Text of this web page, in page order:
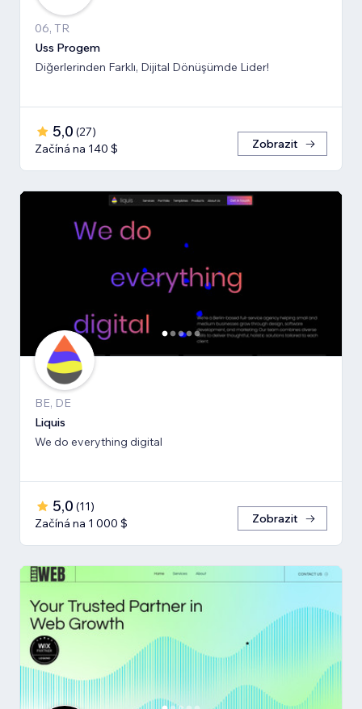
06, TR
Uss Progem
Diğerlerinden Farklı, Dijital Dönüşümde Lider!
5,0 (27)
Začíná na 140 $
Zobrazit
BE, DE
Liquis
We do everything digital
5,0 (11)
Začíná na 1 000 $
Zobrazit